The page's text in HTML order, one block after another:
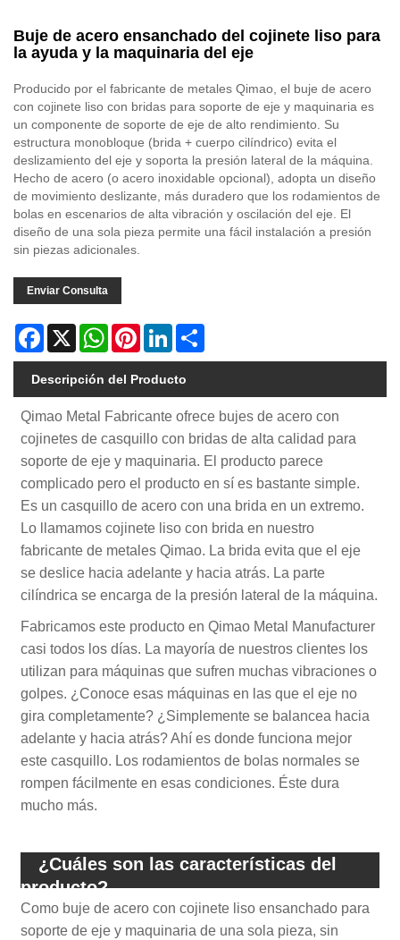
Buje de acero ensanchado del cojinete liso para
la ayuda y la maquinaria del eje
Producido por el fabricante de metales Qimao, el buje de acero
con cojinete liso con bridas para soporte de eje y maquinaria es
un componente de soporte de eje de alto rendimiento. Su
estructura monobloque (brida + cuerpo cilíndrico) evita el
deslizamiento del eje y soporta la presión lateral de la máquina.
Hecho de acero (o acero inoxidable opcional), adopta un diseño
de movimiento deslizante, más duradero que los rodamientos de
bolas en escenarios de alta vibración y oscilación del eje. El
diseño de una sola pieza permite una fácil instalación a presión
sin piezas adicionales.
Enviar Consulta
Facebook
X WhatsAppPinterestLinkedIn
Descripción del Producto
Qimao Metal Fabricante ofrece bujes de acero con
cojinetes de casquillo con bridas de alta calidad para
soporte de eje y maquinaria. El producto parece
complicado pero el producto en sí es bastante simple.
Es un casquillo de acero con una brida en un extremo.
Lo llamamos cojinete liso con brida en nuestro
fabricante de metales Qimao. La brida evita que el eje
se deslice hacia adelante y hacia atrás. La parte
cilíndrica se encarga de la presión lateral de la máquina.
Fabricamos este producto en Qimao Metal Manufacturer
casi todos los días. La mayoría de nuestros clientes los
utilizan para máquinas que sufren muchas vibraciones o
golpes. ¿Conoce esas máquinas en las que el eje no
gira completamente? ¿Simplemente se balancea hacia
adelante y hacia atrás? Ahí es donde funciona mejor
este casquillo. Los rodamientos de bolas normales se
rompen fácilmente en esas condiciones. Éste dura
mucho más.
¿Cuáles son las características del
producto?
Como buje de acero con cojinete liso ensanchado para
soporte de eje y maquinaria de una sola pieza, sin